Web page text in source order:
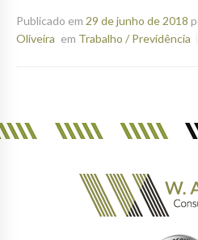
Publicado em 29 de junho de 2018
Oliveira em Trabalho / Previdência